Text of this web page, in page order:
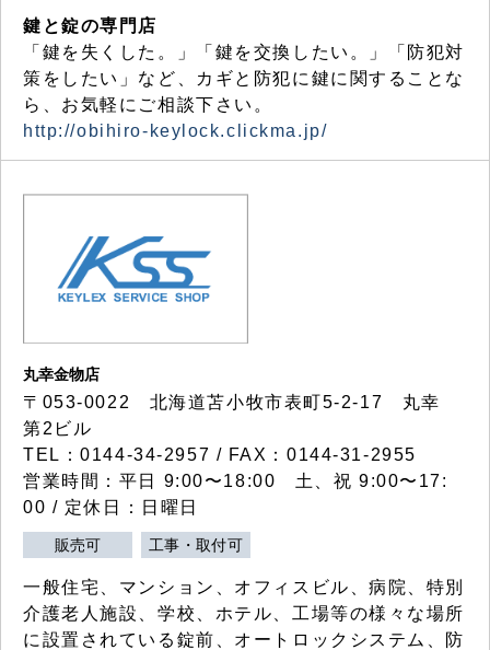
鍵と錠の専門店
「鍵を失くした。」「鍵を交換したい。」「防犯対
策をしたい」など、カギと防犯に鍵に関することな
ら、お気軽にご相談下さい。
http://obihiro-keylock.clickma.jp/
丸幸金物店
〒053-0022 北海道苫小牧市表町5-2-17 丸幸
第2ビル
TEL：0144-34-2957 / FAX：0144-31-2955
営業時間：平日 9:00〜18:00 土、祝 9:00〜17:
00 / 定休日：日曜日
販売可 工事・取付可
一般住宅、マンション、オフィスビル、病院、特別
介護老人施設、学校、ホテル、工場等の様々な場所
に設置されている錠前、オートロックシステム、防